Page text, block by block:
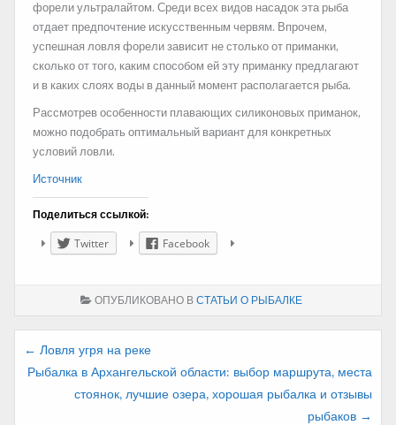
форели ультралайтом. Среди всех видов насадок эта рыба
отдает предпочтение искусственным червям. Впрочем,
успешная ловля форели зависит не столько от приманки,
сколько от того, каким способом ей эту приманку предлагают
и в каких слоях воды в данный момент располагается рыба.
Рассмотрев особенности плавающих силиконовых приманок,
можно подобрать оптимальный вариант для конкретных
условий ловли.
Источник
Поделиться ссылкой:
Twitter Facebook
ОПУБЛИКОВАНО В СТАТЬИ О РЫБАЛКЕ
Навигация
по
← Ловля угря на реке
Рыбалка в Архангельской области: выбор маршрута, места
стоянок, лучшие озера, хорошая рыбалка и отзывы
рыбаков →